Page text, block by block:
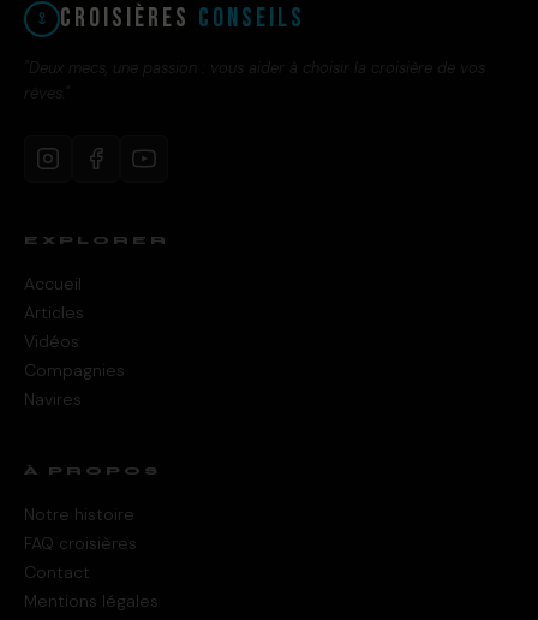
Croisières Conseils
"Deux mecs, une passion : vous aider à choisir la croisière de vos
rêves."
EXPLORER
Accueil
Articles
Vidéos
Compagnies
Navires
À PROPOS
Notre histoire
FAQ croisières
Contact
Mentions légales